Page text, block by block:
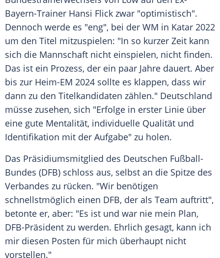
Bayern-Trainer Hansi Flick zwar "optimistisch".
Dennoch werde es "eng", bei der WM in Katar 2022
um den Titel mitzuspielen: "In so kurzer Zeit kann
sich die Mannschaft nicht einspielen, nicht finden.
Das ist ein Prozess, der ein paar Jahre dauert. Aber
bis zur Heim-EM 2024 sollte es klappen, dass wir
dann zu den Titelkandidaten zählen." Deutschland
müsse zusehen, sich "Erfolge in erster Linie über
eine gute Mentalität, individuelle Qualität und
Identifikation mit der Aufgabe" zu holen.
Das Präsidiumsmitglied des Deutschen Fußball-
Bundes (DFB) schloss aus, selbst an die Spitze des
Verbandes zu rücken. "Wir benötigen
schnellstmöglich einen DFB, der als Team auftritt",
betonte er, aber: "Es ist und war nie mein Plan,
DFB-Präsident zu werden. Ehrlich gesagt, kann ich
mir diesen Posten für mich überhaupt nicht
vorstellen."